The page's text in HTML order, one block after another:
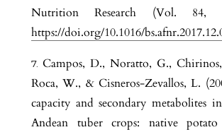
Nutrition Research (Vol. 84,
https://doi.org/10.1016/
Campos, D., Noratto, G.,
Roca, W., & Cisneros-Zevallos, L.
capacity and secondary metabolites
Andean tuber crops: native potato